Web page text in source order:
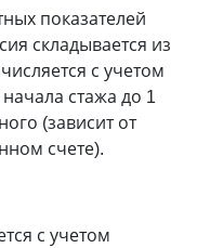
показателей
складывается из
с учетом
стажа до 1
(зависит от
счете).
с учетом